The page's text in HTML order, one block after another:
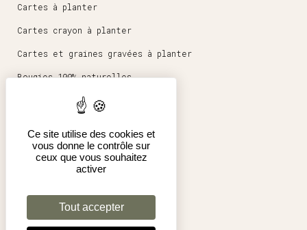
Cartes à planter
Cartes crayon à planter
Cartes et graines gravées à planter
Bougies 100% naturelles
Magnets ronds 5,6cm
Affiches 30x40cm
Boutique en ligne
Espace pro
Conditions générales de vente
Ce site utilise des cookies et
vous donne le contrôle sur
ceux que vous souhaitez
activer
Tout accepter